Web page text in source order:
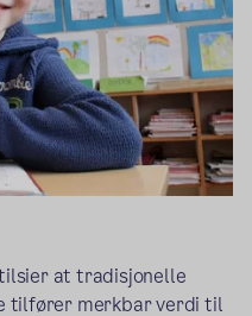
at tradisjonelle
tilfører merkbar verdi til